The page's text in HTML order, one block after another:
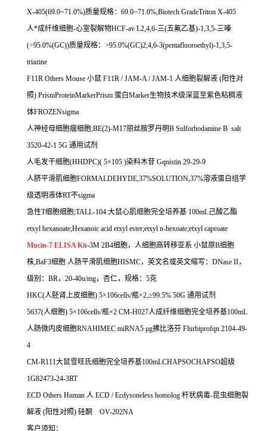
X-405(69.0~71.0%)质量规格：69.0~71.0%,Biotech GradeTriton X-405
人*成纤维细胞-心室裂解物HCF-av L2,4,6-三(五氟乙基)-1,3,5-三嗪
(>95.0%(GC))质量规格：>95.0%(GC)2,4,6-3(pentafluoroethyl)-1,3,5-
triazine
F11R Others Mouse 小鼠 F11R / JAM-A / JAM-1 人细胞裂解液 (阳性对
照) PrismProteinMarkerPrism 蛋白Marker生物技术级深蓝至紫色粘稠液
体FROZENsigma
人神经母细胞瘤细胞;BE(2)-M17丽丝胺罗丹明B Sulforhodamine B salt
3520-42-1 5G 通用试剂
人毛发干细胞(HHDPC)( 5×105 )染料木苷 Gqnistin 29-29-9
人脐平滑肌细胞FORMALDEHYDE,37%SOLUTION,37%溶液蛋白组学
级透明液体RT不sigma
急性T细胞细胞;TALL-104 大鼠心肌细胞完全培养基 100mL己酸乙酯
etxyl hexanoate;Hexanoic acid etxyl ester;etxyl n-hexoate;etxyl caproate
Mucin-7 ELISA Kit-3M 2B4细胞，人细胞高转移亚系 小鼠原B细胞
株,BaF3细胞 人肠平滑肌细胞HISMC，英文名或英文缩写：DNase II，
级别：BR，20-40u/mg，杏仁，规格：5克
HKC(人胚肾上皮细胞) 5×106cells/瓶×2,≥99.5% 50G 通用试剂
5637(人细胞) 5×106cells/瓶×2 CM-H027人成纤维细胞完全培养基100mL
人肠微内皮细胞RNAHIMEC miRNA5 μg拂比洛芬 Flurbiprofqn 2104-49-
4
CM-R111大鼠雪旺氏细胞完全培养基100mLCHAPSOCHAPSO超级
1G82473-24-3RT
ECD Others Human 人 ECD / Ecdysoneless homolog 杆状病毒-昆虫细胞裂
解液 (阳性对照) 硅酮 OV-202NA
客户须知：